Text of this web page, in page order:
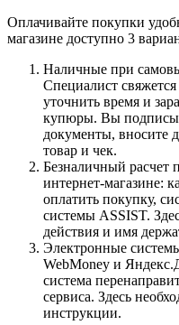
Оплачивайте покупки
магазине доступно 3
Наличные при
Специалист
уточнить время и
купюры. Вы
документы, вносите
товар и чек.
Безналичный расчет
интернет-магазине:
оплатить покупку,
системы ASSIST.
действия и имя
Электронные
WebMoney и
система
сервиса. Здесь
инструкции.